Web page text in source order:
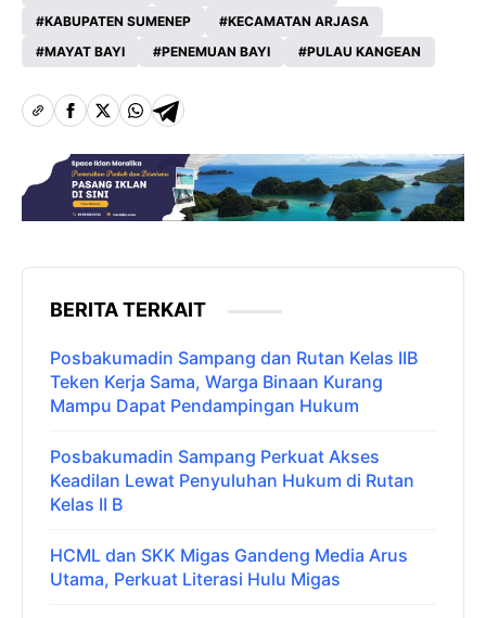
KABUPATEN SUMENEP
KECAMATAN ARJASA
MAYAT BAYI
PENEMUAN BAYI PULAU KANGEAN
BERITA TERKAIT
Posbakumadin Sampang dan Rutan Kelas IIB
Teken Kerja Sama, Warga Binaan Kurang
Mampu Dapat Pendampingan Hukum
Posbakumadin Sampang Perkuat Akses
Keadilan Lewat Penyuluhan Hukum di Rutan
Kelas II B
HCML dan SKK Migas Gandeng Media Arus
Utama, Perkuat Literasi Hulu Migas